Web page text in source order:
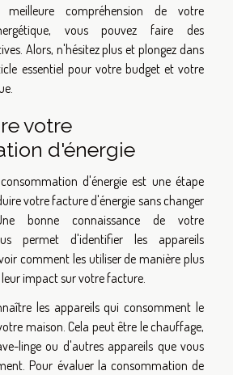
compréhension de votre
vous pouvez faire des
Alors, n'hésitez plus et plongez dans
essentiel pour votre budget et votre
votre
d'énergie
d'énergie est une étape
votre facture d'énergie sans changer
bonne connaissance de votre
permet d'identifier les appareils
comment les utiliser de manière plus
impact sur votre facture.
les appareils qui consomment le
maison. Cela peut être le chauffage,
linge ou d'autres appareils que vous
Pour évaluer la consommation de